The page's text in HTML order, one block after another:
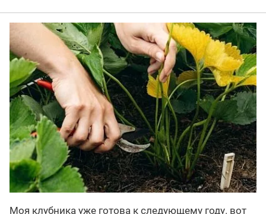
Моя клубника уже готова к следующему году. вот